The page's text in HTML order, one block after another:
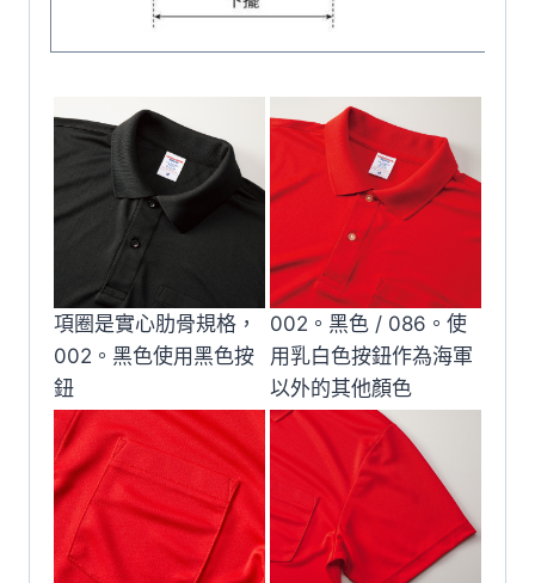
項圈是實心肋骨規格，
002。黑色使用黑色按
鈕
002。黑色 / 086。使
用乳白色按鈕作為海軍
以外的其他顏色